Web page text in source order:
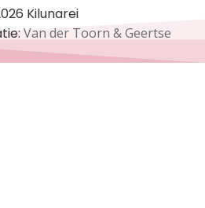
Kilunarei
Van der Toorn & Geertse